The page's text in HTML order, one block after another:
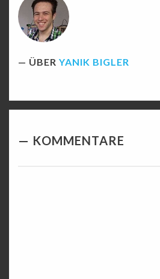
ÜBER YANIK BIGLER
KOMMENTARE